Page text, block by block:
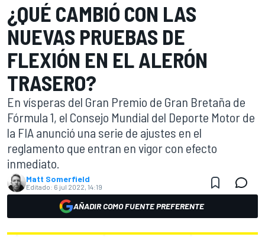
¿QUÉ CAMBIÓ CON LAS
NUEVAS PRUEBAS DE
FLEXIÓN EN EL ALERÓN
TRASERO?
En vísperas del Gran Premio de Gran Bretaña de
Fórmula 1, el Consejo Mundial del Deporte Motor de
la FIA anunció una serie de ajustes en el
reglamento que entran en vigor con efecto
inmediato.
Matt Somerfield
Editado: 6 jul 2022, 14:19
AÑADIR COMO FUENTE PREFERENTE